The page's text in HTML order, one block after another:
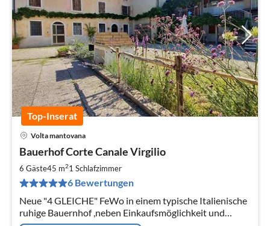
Top-Inserat
Volta mantovana
Bauerhof Corte Canale Virgilio
6 Gäste45 m21 Schlafzimmer
6 Bewertungen
Neue "4 GLEICHE" FeWo in einem typische Italienische
ruhige Bauernhof ,neben Einkaufsmöglichkeit und